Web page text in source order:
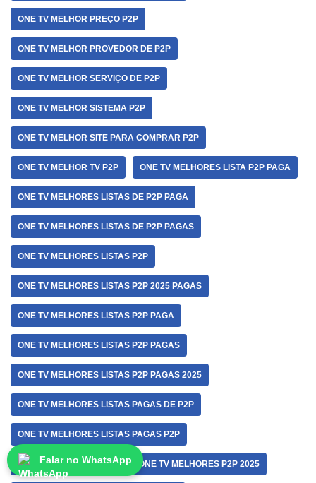
ONE TV MELHOR PREÇO P2P
ONE TV MELHOR PROVEDOR DE P2P
ONE TV MELHOR SERVIÇO DE P2P
ONE TV MELHOR SISTEMA P2P
ONE TV MELHOR SITE PARA COMPRAR P2P
ONE TV MELHOR TV P2P ONE TV MELHORES LISTA P2P PAGA
ONE TV MELHORES LISTAS DE P2P PAGA
ONE TV MELHORES LISTAS DE P2P PAGAS
ONE TV MELHORES LISTAS P2P
ONE TV MELHORES LISTAS P2P 2025 PAGAS
ONE TV MELHORES LISTAS P2P PAGA
ONE TV MELHORES LISTAS P2P PAGAS
ONE TV MELHORES LISTAS P2P PAGAS 2025
ONE TV MELHORES LISTAS PAGAS DE P2P
ONE TV MELHORES LISTAS PAGAS P2P
ONE TV MELHORES P2P ONE TV MELHORES P2P 2025
Falar no WhatsApp